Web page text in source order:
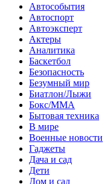
Автособытия
Автоспорт
Автоэксперт
Актеры
Аналитика
Баскетбол
Безопасность
Безумный мир
Биатлон/Лыжи
Бокс/MMA
Бытовая техника
В мире
Военные новости
Гаджеты
Дача и сад
Дети
Дом и сад